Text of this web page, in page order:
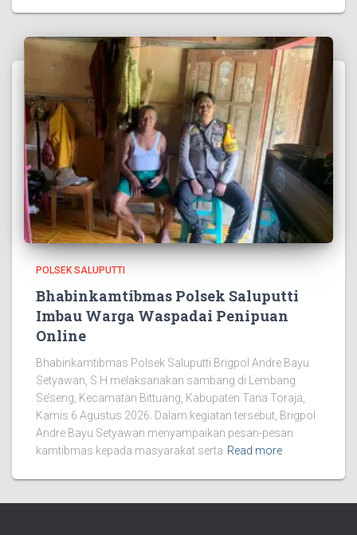
POLSEK SALUPUTTI
Bhabinkamtibmas Polsek Saluputti
Imbau Warga Waspadai Penipuan
Online
Bhabinkamtibmas Polsek Saluputti Brigpol Andre Bayu
Setyawan, S.H melaksanakan sambang di Lembang
Se’seng, Kecamatan Bittuang, Kabupaten Tana Toraja,
Kamis 6 Agustus 2026. Dalam kegiatan tersebut, Brigpol
Andre Bayu Setyawan menyampaikan pesan-pesan
kamtibmas kepada masyarakat serta Read more